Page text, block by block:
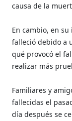
causa de la
En cambio, en
falleció debido a
qué provocó el
realizar más
Familiares y
fallecidas el
día después se